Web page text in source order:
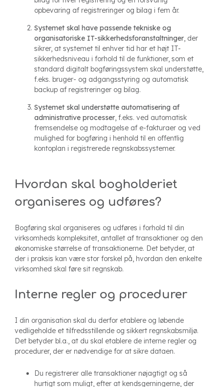
opbevaring af registreringer og bilag i fem år.
Systemet skal have passende tekniske og
organisatoriske IT-sikkerhedsforanstaltninger, der
sikrer, at systemet til enhver tid har et højt IT-
sikkerhedsniveau i forhold til de funktioner, som et
standard digitalt bogføringssystem skal understøtte,
f.eks. bruger- og adgangsstyring og automatisk
backup af registreringer og bilag.
Systemet skal understøtte automatisering af
administrative processer, f.eks. ved automatisk
fremsendelse og modtagelse af e-fakturaer og ved
mulighed for bogføring i henhold til en offentlig
kontoplan i registrerede regnskabssystemer.
Hvordan skal bogholderiet
organiseres og udføres?
Bogføring skal organiseres og udføres i forhold til din
virksomheds kompleksitet, antallet af transaktioner og den
økonomiske størrelse af transaktionerne. Det betyder, at
der i praksis kan være stor forskel på, hvordan den enkelte
virksomhed skal føre sit regnskab.
Interne regler og procedurer
I din organisation skal du derfor etablere og løbende
vedligeholde et tilfredsstillende og sikkert regnskabsmiljø.
Det betyder bl.a., at du skal etablere de interne regler og
procedurer, der er nødvendige for at sikre dataen.
Du registrerer alle transaktioner nøjagtigt og så
hurtigt som muligt, efter at kendsgerningerne, der